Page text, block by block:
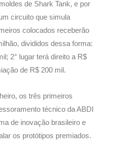
de Shark Tank, e por
circuito que simula
colocados receberão
divididos dessa forma:
2° lugar terá direito a R$
de R$ 200 mil.
os três primeiros
técnico da ABDI
de inovação brasileiro e
os protótipos premiados.